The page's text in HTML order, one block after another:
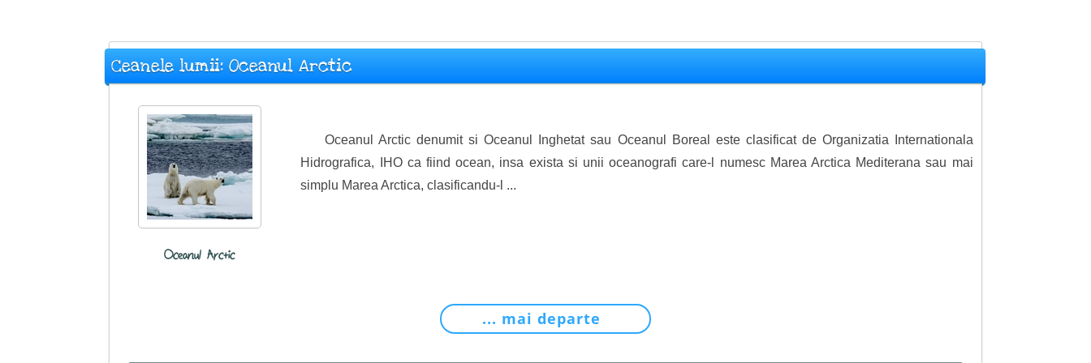
Ceanele lumii: Oceanul Arctic
Oceanul Arctic
Oceanul Arctic denumit si Oceanul Inghetat sau Oceanul Boreal este clasificat de Organizatia Internationala
Hidrografica, IHO ca fiind ocean, insa exista si unii oceanografi care-l numesc Marea Arctica Mediterana sau mai
simplu Marea Arctica, clasificandu-l ...
... mai departe